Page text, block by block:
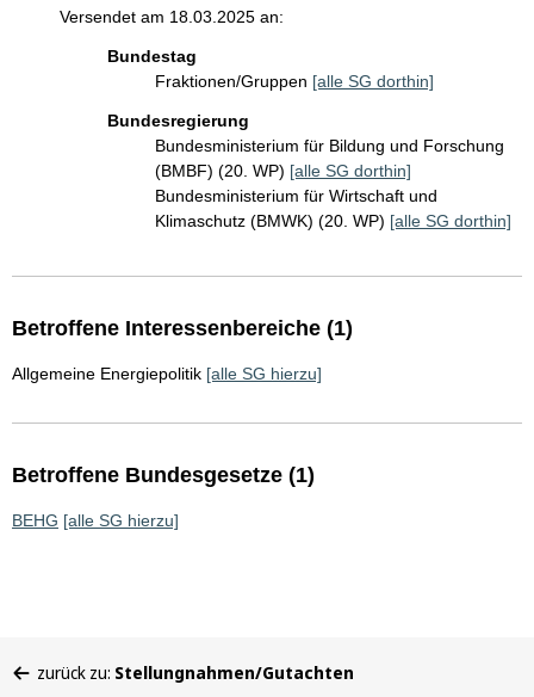
Versendet am 18.03.2025 an:
Bundestag
Fraktionen/Gruppen [alle SG dorthin]
Bundesregierung
Bundesministerium für Bildung und Forschung
(BMBF) (20. WP) [alle SG dorthin]
Bundesministerium für Wirtschaft und
Klimaschutz (BMWK) (20. WP) [alle SG dorthin]
Betroffene Interessenbereiche (1)
Allgemeine Energiepolitik [alle SG hierzu]
Betroffene Bundesgesetze (1)
BEHG [alle SG hierzu]
befinden
zurück zu: Stellungnahmen/Gutachten